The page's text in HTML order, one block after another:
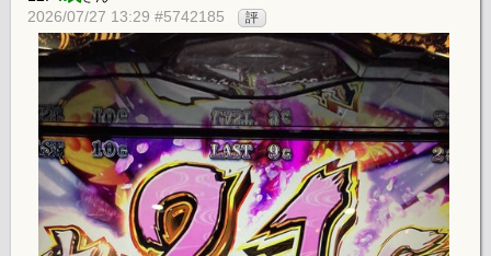
2026/07/27 13:29 #5742185 評